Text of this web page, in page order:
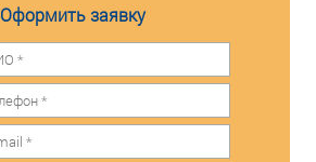
Оформить заявку